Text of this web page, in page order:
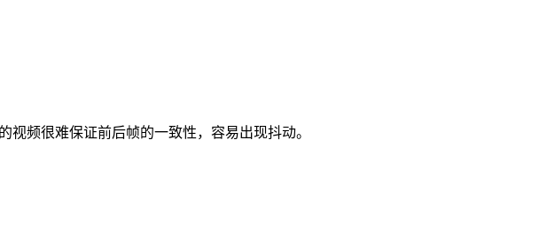
频很难保证前后帧的一致性，容易出现抖动。